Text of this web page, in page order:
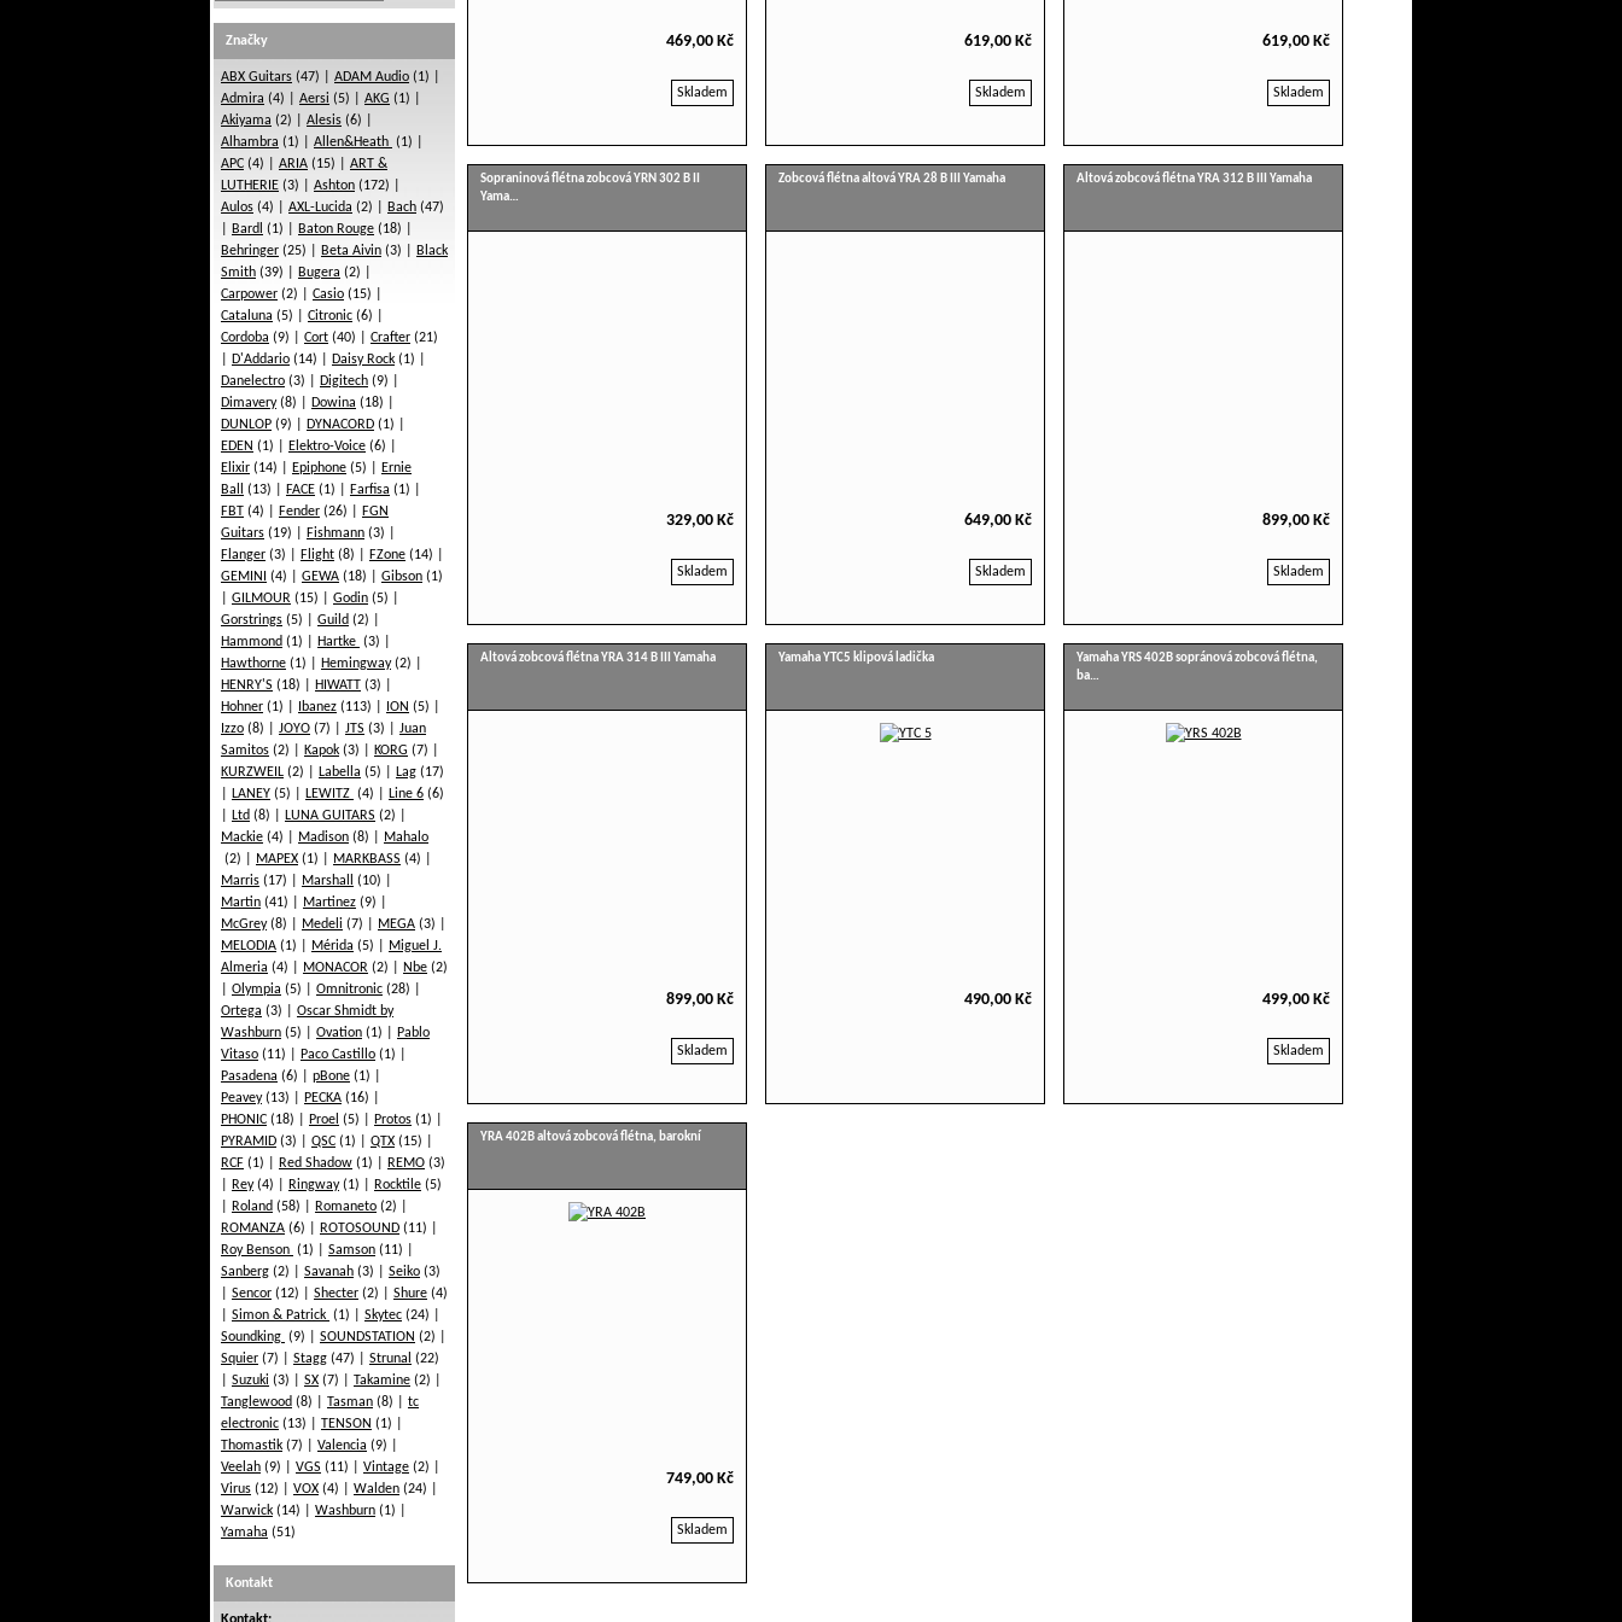
469,00 Kč
Skladem
619,00 Kč
Skladem
619,00 Kč
Skladem
Sopraninová flétna zobcová YRN 302 B II
Yama…
329,00 Kč
Skladem
Zobcová flétna altová YRA 28 B III Yamaha
649,00 Kč
Skladem
Altová zobcová flétna YRA 312 B III Yamaha
899,00 Kč
Skladem
Altová zobcová flétna YRA 314 B III Yamaha
899,00 Kč
Skladem
Yamaha YTC5 klipová ladička
490,00 Kč
Yamaha YRS 402B sopránová zobcová flétna,
ba…
499,00 Kč
Skladem
YRA 402B altová zobcová flétna, barokní
749,00 Kč
Skladem
Značky
ABX Guitars (47) ADAM Audio (1)
Admira (4) Aersi (5) AKG (1)
Akiyama (2) Alesis (6)
Alhambra (1) Allen&Heath (1)
APC (4) ARIA (15)
ART &
LUTHERIE (3) Ashton (172)
Aulos (4) AXL-Lucida (2) Bach (47)
Bardl (1) Baton Rouge (18)
Behringer (25) Beta Aivin (3)
Black
Smith (39) Bugera (2)
Carpower (2) Casio (15)
Cataluna (5) Citronic (6)
Cordoba (9) Cort (40) Crafter (21)
D'Addario (14) Daisy Rock (1)
Danelectro (3) Digitech (9)
Dimavery(8) Dowina (18)
DUNLOP (9) DYNACORD (1)
EDEN (1) Elektro-Voice (6)
Elixir (14) Epiphone (5)
Ernie
Ball
(13) FACE (1) Farfisa (1)
FBT (4) Fender (26)
FGN
Guitars (19) Fishmann (3)
Flanger (3) Flight (8) FZone (14)
GEMINI
(4) GEWA (18) Gibson (1)
GILMOUR (15) Godin (5)
Gorstrings (5) Guild (2)
Hammond (1) Hartke (3)
Hawthorne (1) Hemingway(2)
HENRY'S (18) HIWATT (3)
Hohner (1) Ibanez (113) ION (5)
Izzo (8) JOYO (7) JTS (3)
Juan
Samitos (2) Kapok (3) KORG (7)
KURZWEIL (2) Labella (5) Lag (17)
LANEY (5) LEWITZ (4) Line 6 (6)
Ltd (8) LUNA GUITARS (2)
Mackie (4) Madison (8)
Mahalo
(2)
MAPEX (1) MARKBASS (4)
Marris (17) Marshall
(10)
Martin (41) Martinez (9)
McGrey(8) Medeli (7) MEGA (3)
MELODIA (1) Mérida (5)
Miguel J.
Almeria (4) MONACOR (2) Nbe (2)
Olympia (5) Omnitronic (28)
Ortega (3)
Oscar Shmidt by
Washburn (5) Ovation (1)
Pablo
Vitaso (11) Paco Castillo (1)
Pasadena (6) pBone (1)
Peavey(13) PECKA (16)
PHONIC (18) Proel (5) Protos (1)
PYRAMID (3) QSC (1) QTX (15)
RCF (1) Red Shadow (1) REMO (3)
Rey(4) Ringway(1) Rocktile (5)
Roland (58) Romaneto (2)
ROMANZA (6) ROTOSOUND (11)
Roy Benson (1) Samson (11)
Sanberg (2) Savanah (3) Seiko (3)
Sencor (12) Shecter (2) Shure (4)
Simon & Patrick (1) Skytec (24)
Soundking (9) SOUNDSTATION (2)
Squier (7) Stagg (47) Strunal (22)
Suzuki (3) SX (7) Takamine (2)
Tanglewood (8) Tasman (8)
tc
electronic (13) TENSON (1)
Thomastik (7) Valencia (9)
Veelah (9) VGS (11) Vintage (2)
Virus (12) VOX (4) Walden (24)
Warwick (14) Washburn (1)
Yamaha (51)
Kontakt